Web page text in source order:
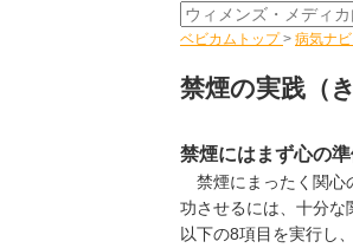
ベビカムトップ > 病気ナビ
禁煙の実践 （
禁煙にはまず心の
禁煙にまったく関心
功させるには、十分な
以下の8項目を実行し